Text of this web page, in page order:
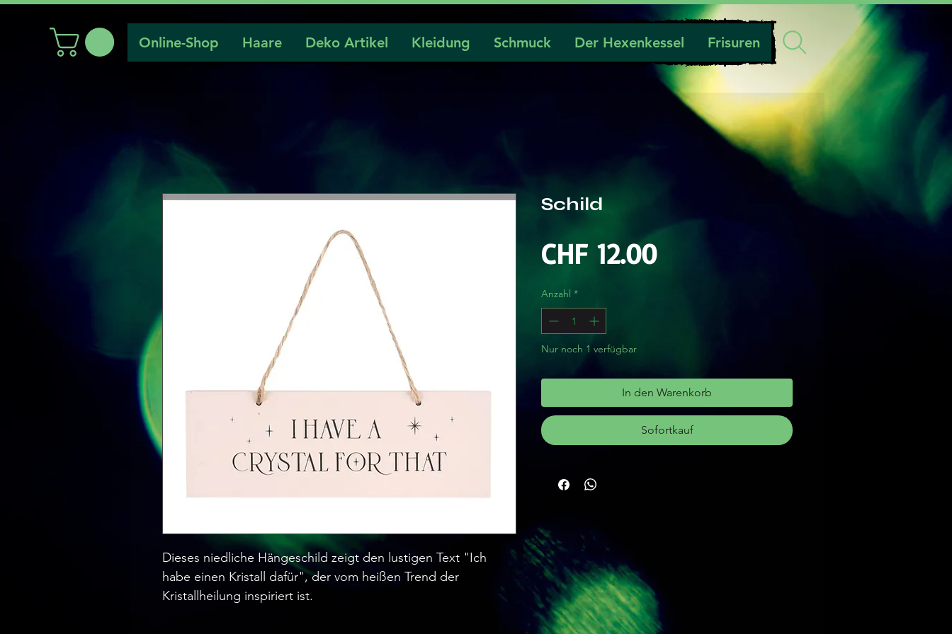
Online-Shop Haare Deko Artikel Kleidung Schmuck Der Hexenkessel Frisuren
Dieses niedliche Hängeschild zeigt den lustigen Text "Ich
habe einen Kristall dafür", der vom heißen Trend der
Kristallheilung inspiriert ist.
Schild
CHF 12.00Preis
Anzahl *
Nur noch 1 verfügbar
In den Warenkorb
Sofortkauf